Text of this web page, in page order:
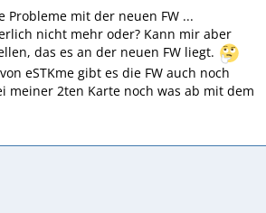
Probleme mit der neuen FW ...
nicht mehr oder? Kann mir aber
das es an der neuen FW liegt.
eSTKme gibt es die FW auch noch
meiner 2ten Karte noch was ab mit dem